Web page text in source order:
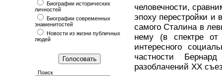
Биографии исторических
личностей
Биографии современных
знаменитостей
Новости из жизни публичных
людей
Поиск
человечности,
эпоху перестройки и
самого Сталина в
нему (в спектре от
интересного
частности
разоблачений ХХ